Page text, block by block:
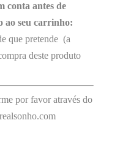
conta antes de
ao seu carrinho:
que pretende (a
deste produto
por favor através do